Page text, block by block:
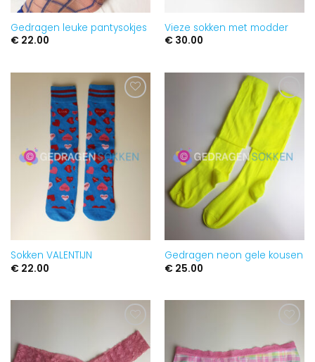
Gedragen leuke pantysokjes
€22.00
Vieze sokken met modder
€30.00
Aan
verlanglijst
toevoegen
Sokken VALENTIJN
€22.00
Aan
verlanglijst
toevoegen
Gedragen neon gele kousen
€25.00
Aan
verlanglijst
toevoegen
verlanglijst
toevoegen